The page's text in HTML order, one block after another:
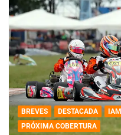
BREVES DESTACADA
PRÓXIMA COBERTURA